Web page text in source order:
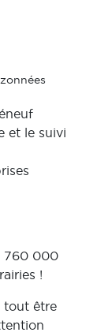
et le suivi
760 000
!
tout être